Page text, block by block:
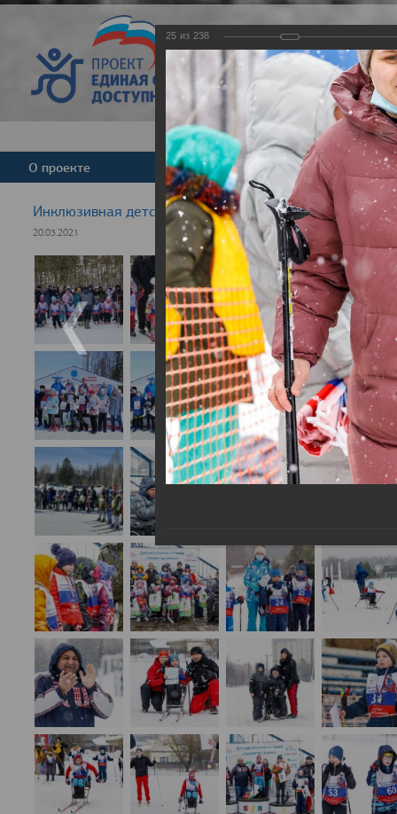
Версия для
О проекте Команда Новости
Инклюзивная детская гонка "Лыжня здоровья" 2021
20.03.2021
25 из 238